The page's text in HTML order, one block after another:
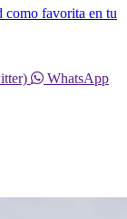
como favorita en tu
WhatsApp